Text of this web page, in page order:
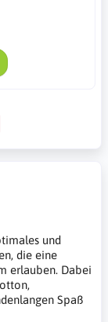
und
die eine
erlauben. Dabei
Spaß